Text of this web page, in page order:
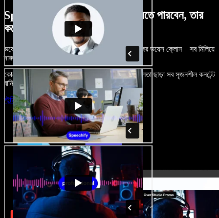
Speechify Studio দিয়ে কী কী করতে পারবেন, তার
কয়েকটা উদাহরণ দেখুন
ভয়েসওভার, রয়্যালটি-ফ্রি ছবি, অডিও, ভিডিও যোগ, নিজের ভয়েস ক্লোন—সব মিলিয়ে
দারুণ মনে রাখার মতো অডিও-ভিডিও প্রজেক্ট বানান।
কোনো শেখার ঝামেলা নেই, শুধু ব্রাউজারে খুলুন—আর দুর্বলতা ছাড়া সব সৃজনশীল কনটেন্ট
বানিয়ে ফেলুন।
স্টুডিও চালু করুন